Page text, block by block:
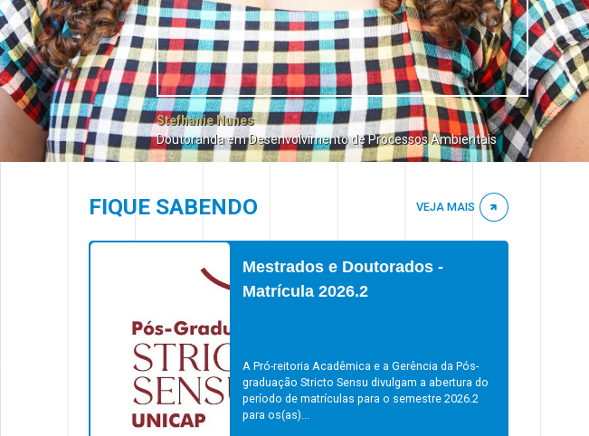
Stefhanie Nunes
Doutoranda em Desenvolvimento de Processos Ambientais
FIQUE SABENDO VEJA MAIS
Mestrados e Doutorados -
Matrícula 2026.2
A Pró-reitoria Acadêmica e a Gerência da Pós-
graduação Stricto Sensu divulgam a abertura do
período de matrículas para o semestre 2026.2
para os(as)...